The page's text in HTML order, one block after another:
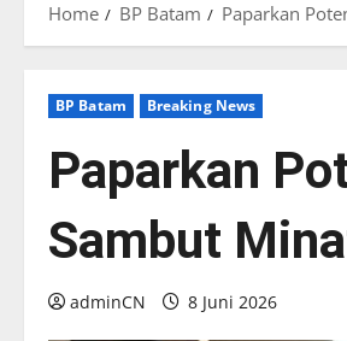
Home BP Batam Paparkan
BP Batam Breaking News
Paparkan
Sambut
adminCN 8 Juni 2026